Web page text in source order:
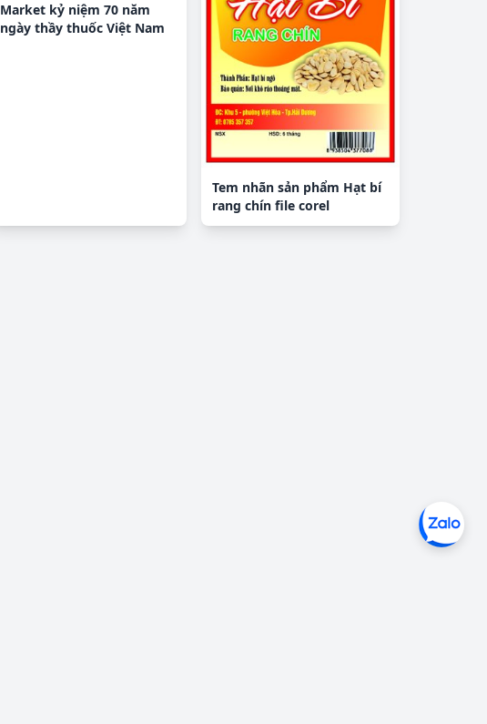
Market kỷ niệm 70 năm
ngày thầy thuốc Việt Nam
Tem nhãn sản phẩm Hạt bí
rang chín file corel